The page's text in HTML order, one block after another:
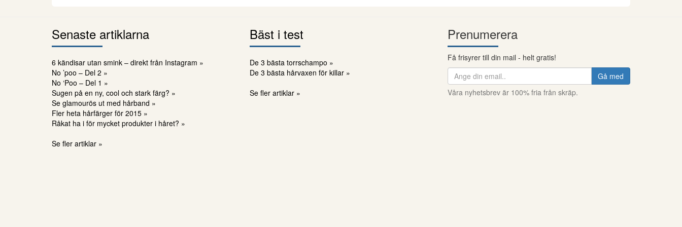
Senaste artiklarna
6 kändisar utan smink – direkt från Instagram »
No ’poo – Del 2 »
No ‘Poo – Del 1 »
Sugen på en ny, cool och stark färg? »
Se glamourös ut med hårband »
Fler heta hårfärger för 2015 »
Råkat ha i för mycket produkter i håret? »
Se fler artiklar »
Bäst i test
De 3 bästa torrschampo »
De 3 bästa hårvaxen för killar »
Se fler artiklar »
Prenumerera
Få frisyrer till din mail - helt gratis!
Gå med
Våra nyhetsbrev är 100% fria från skräp.